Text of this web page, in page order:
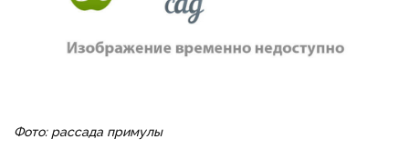
Фото: рассада примулы